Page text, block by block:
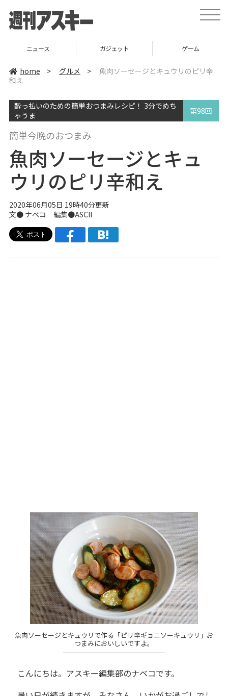
t
o
a
v
i
o
ニュース ガジェット ゲーム
home > グルメ >
魚肉ソーセージとキュウリのピリ辛
和え
酔っ払いのための簡単おつまみレシピ！ 3分でめち
ゃうま
第98回
簡単今晩のおつまみ
魚肉ソーセージとキュ
ウリのピリ辛和え
2020年06月05日 19時40分更新
文● ナベコ 編集●ASCII
魚肉ソーセージとキュウリで作る「ピリ辛ギョニソーキュウリ」お
つまみにおいしいですよ。
こんにちは。アスキー編集部のナベコです。